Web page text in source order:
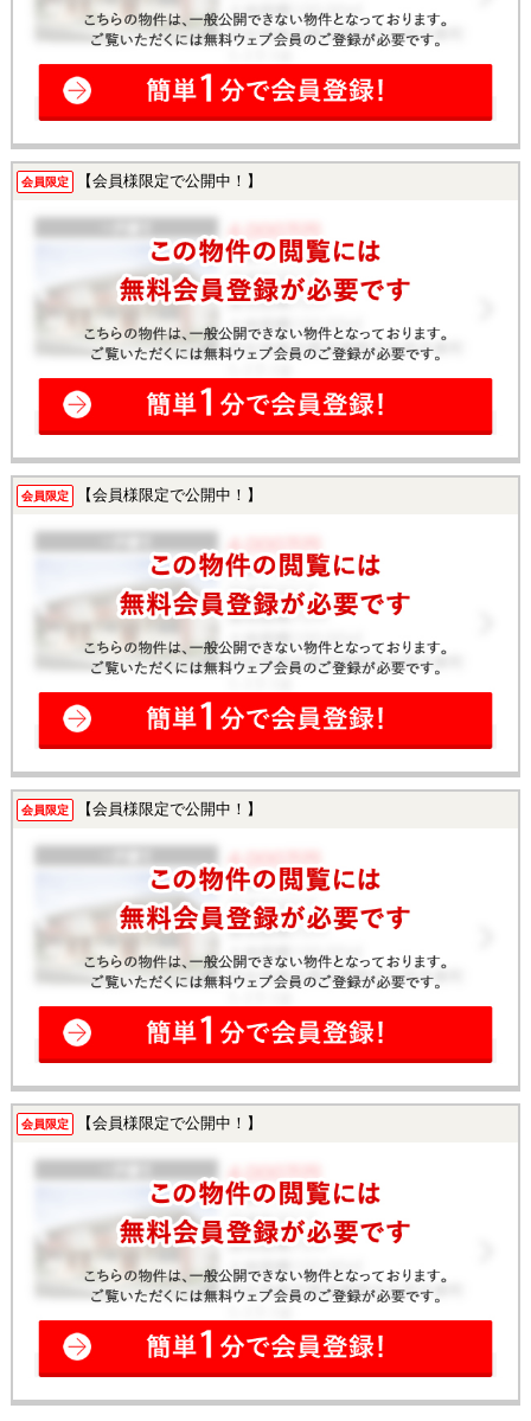
会員限定 【会員様限定で公開中！】
会員限定 【会員様限定で公開中！】
会員限定 【会員様限定で公開中！】
会員限定 【会員様限定で公開中！】